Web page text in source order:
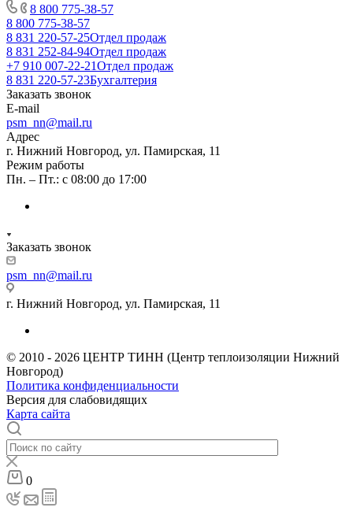
8 800 775-38-57
8 800 775-38-57
8 831 220-57-25Отдел продаж
8 831 252-84-94Отдел продаж
+7 910 007-22-21Отдел продаж
8 831 220-57-23Бухгалтерия
Заказать звонок
E-mail
psm_nn@mail.ru
Адрес
г. Нижний Новгород, ул. Памирская, 11
Режим работы
Пн. – Пт.: с 08:00 до 17:00
Заказать звонок
psm_nn@mail.ru
г. Нижний Новгород, ул. Памирская, 11
© 2010 - 2026 ЦЕНТР ТИНН (Центр теплоизоляции Нижний
Новгород)
Политика конфиденциальности
Версия для слабовидящих
Карта сайта
0